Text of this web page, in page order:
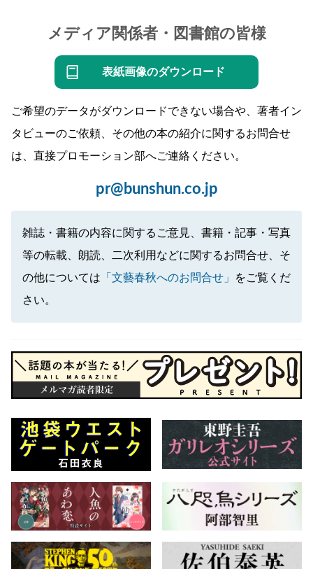
メディア関係者・図書館の皆様
表紙画像のダウンロード
ご希望のデータがダウンロードできない場合や、著者イン
タビューのご依頼、その他の本の紹介に関するお問合せ
は、直接プロモーション部へご連絡ください。
pr@bunshun.co.jp
雑誌・書籍の内容に関するご意見、書籍・記事・写真
等の転載、朗読、二次利用などに関するお問合せ、そ
の他については 「文藝春秋へのお問合せ」
をご覧くだ
さい。